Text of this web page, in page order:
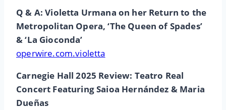
Q & A: Violetta Urmana on her Return to the
Metropolitan Opera, ‘The Queen of Spades’
& ‘La Gioconda’
operwire.com.violetta
Carnegie Hall 2025 Review: Teatro Real
Concert Featuring Saioa Hernández & Maria
Dueñas